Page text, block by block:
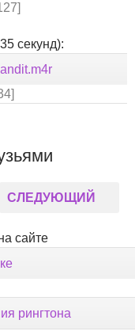
секунд):
СЛЕДУЮЩИЙ
сайте
рингтона